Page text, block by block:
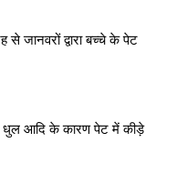
जानवरों द्वारा बच्चे के पेट
धुल आदि के कारण पेट में कीड़े